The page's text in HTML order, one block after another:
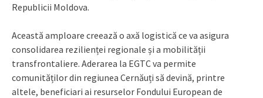
Republicii Moldova.
Această amploare creează o axă logistică ce va asigura
consolidarea rezilienței regionale și a mobilității
transfrontaliere. Aderarea la EGTC va permite
comunităților din regiunea Cernăuți să devină, printre
altele, beneficiari ai resurselor Fondului European de